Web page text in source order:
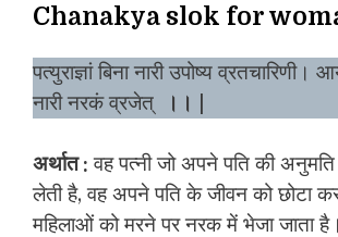
Chanakya slok for
पत्युराज्ञां बिना नारी उपोष्य व्रतचारिणी।
नारी नरकं व्रजेत्
।।
अर्थात : वह पत्नी जो अपने पति की
लेती है, वह अपने पति के जीवन को छोटा
महिलाओं को मरने पर नरक में भेजा जाता है।